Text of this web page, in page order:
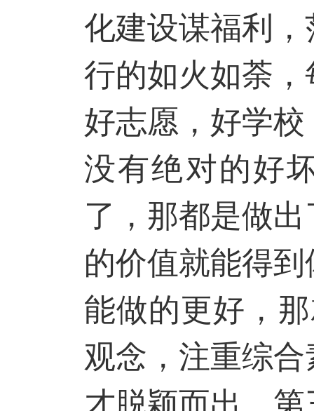
化建设谋福利
行的如火如荼
好志愿，好学
没有绝对的好
了，那都是做
的价值就能得
能做的更好，
观念，注重综
才脱颖而出。